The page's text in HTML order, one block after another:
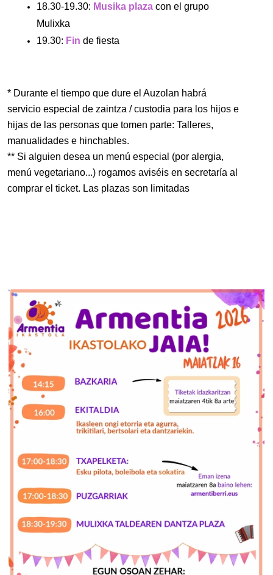
18.30-19.30: Musika plaza con el grupo
Mulixka
19.30: Fin de fiesta
* Durante el tiempo que dure el Auzolan habrá
servicio especial de zaintza / custodia para los hijos e
hijas de las personas que tomen parte: Talleres,
manualidades e hinchables.
** Si alguien desea un menú especial (por alergia,
menú vegetariano...) rogamos aviséis en secretaría al
comprar el ticket. Las plazas son limitadas